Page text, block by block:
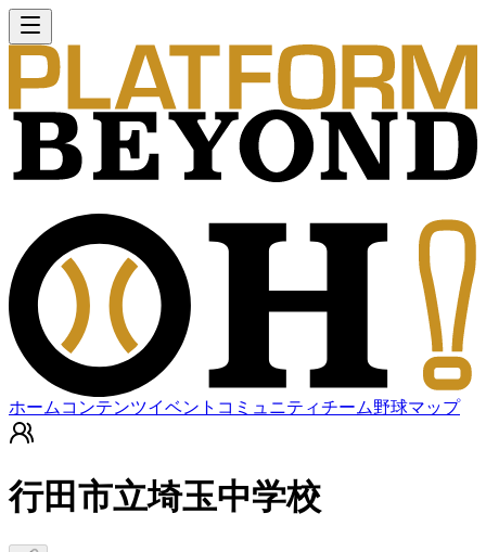
ホーム コンテンツイベント コミュニティチーム野球マップ
行田市立埼玉中学校